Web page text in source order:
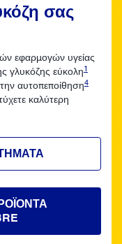
σας
εφαρμογών υγείας
γλυκόζης εύκολη1
αυτοπεποίθηση4
καλύτερη